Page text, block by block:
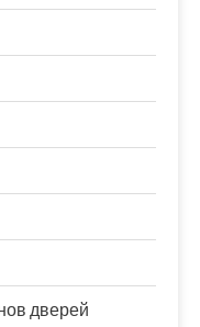
дверей